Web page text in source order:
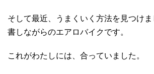
そして最近、うまくいく方法を見つけ
書しながらのエアロバイクです。
これがわたしには、合っていました。